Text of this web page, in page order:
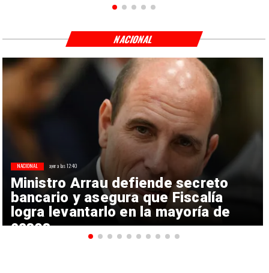
Ministro Arrau defiende secreto
bancario y asegura que Fiscalía
logra levantarlo en la mayoría de
casos
NACIONAL ayer a las 12:40
NACIONAL